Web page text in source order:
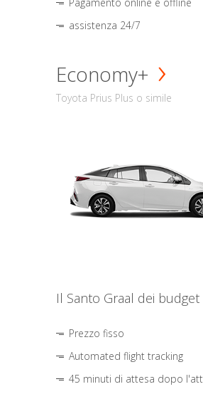
assistenza 24/7
Economy+
Toyota Prius Plus o simile
Il Santo Graal dei
Prezzo fisso
Automated flight tracking
45 minuti di attesa dopo